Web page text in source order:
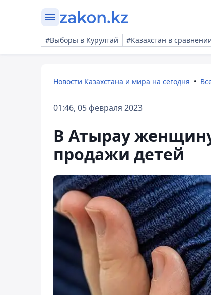
#Выборы в Курултай #Казахстан в
Новости Казахстана и мира на сегодня
01:46, 05 февраля 2023
В Атырау
продажи детей